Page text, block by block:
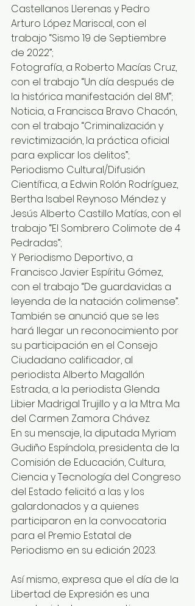
Castellanos Llerenas y Pedro
Arturo López Mariscal, con el
trabajo “Sismo 19 de Septiembre
de 2022”;
Fotografía, a Roberto Macías Cruz,
con el trabajo “Un día después de
la histórica manifestación del 8M”;
Noticia, a Francisca Bravo Chacón,
con el trabajo “Criminalización y
revictimización, la práctica oficial
para explicar los delitos”;
Periodismo Cultural/Difusión
Científica, a Edwin Rolón Rodríguez,
Bertha Isabel Reynoso Méndez y
Jesús Alberto Castillo Matías, con el
trabajo “El Sombrero Colimote de 4
Pedradas”;
Y Periodismo Deportivo, a
Francisco Javier Espíritu Gómez,
con el trabajo “De guardavidas a
leyenda de la natación colimense”.
También se anunció que se les
hará llegar un reconocimiento por
su participación en el Consejo
Ciudadano calificador, al
periodista Alberto Magallón
Estrada, a la periodista Glenda
Libier Madrigal Trujillo y a la Mtra. Ma
del Carmen Zamora Chávez.
En su mensaje, la diputada Myriam
Gudiño Espíndola, presidenta de la
Comisión de Educación, Cultura,
Ciencia y Tecnología del Congreso
del Estado felicitó a las y los
galardonados y a quienes
participaron en la convocatoria
para el Premio Estatal de
Periodismo en su edición 2023.
Así mismo, expresa que el día de la
Libertad de Expresión es una